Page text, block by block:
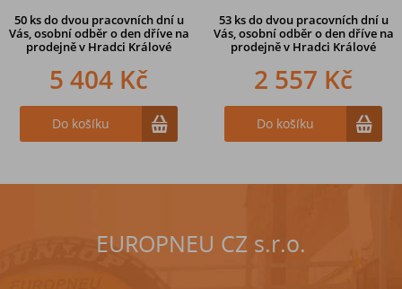
50 ks do dvou pracovních dní u
Vás, osobní odběr o den dřívena
prodejně v Hradci Králové
5 404 Kč
Do košíku
53 ks do dvou pracovních dní u
Vás, osobní odběr o den dřívena
prodejně v Hradci Králové
2 557 Kč
Do košíku
242 Kč
Do košíku
EUROPNEU CZ s.r.o.